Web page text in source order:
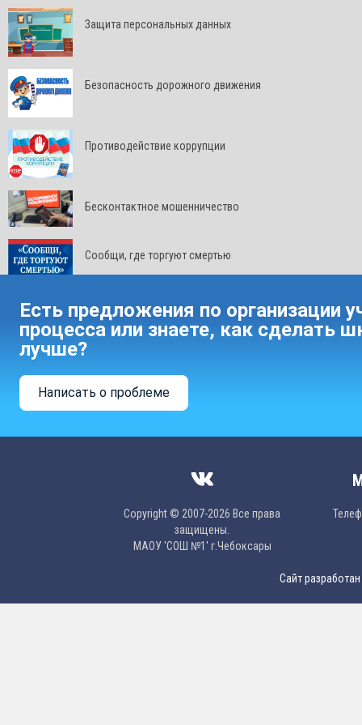
Защита персональных данных
Безопасность дорожного движения
Противодействие коррупции
Бесконтактное мошенничество
Сообщи, где торгуют смертью
Есть предложения по организации
процесса или знаете, как сделать
лучше?
Написать о проблеме
Copyright © 2007-2026 Все права
защищены.
МAОУ 'CОШ №1' г.Чебоксары
Сайт